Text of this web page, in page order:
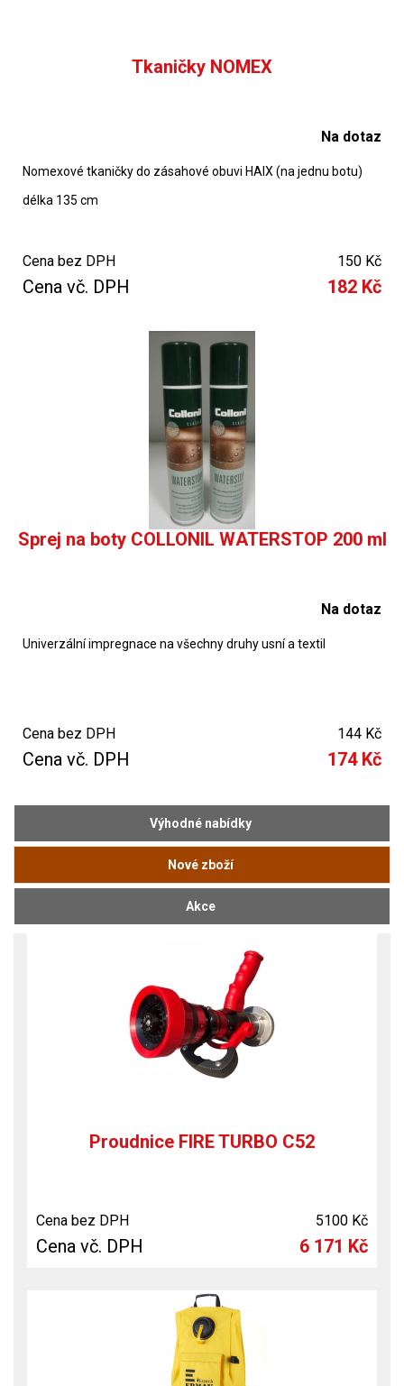
Tkaničky NOMEX
Na dotaz
Nomexové tkaničky do zásahové obuvi HAIX (na jednu botu)
délka 135 cm
Cena bez DPH 150 Kč
Cena vč. DPH 182 Kč
Sprej na boty COLLONIL WATERSTOP 200 ml
Na dotaz
Univerzální impregnace na všechny druhy usní a textil
Cena bez DPH 144 Kč
Cena vč. DPH 174 Kč
Výhodné nabídky
Nové zboží
Akce
Proudnice FIRE TURBO C52
Cena bez DPH 5100 Kč
Cena vč. DPH 6 171 Kč